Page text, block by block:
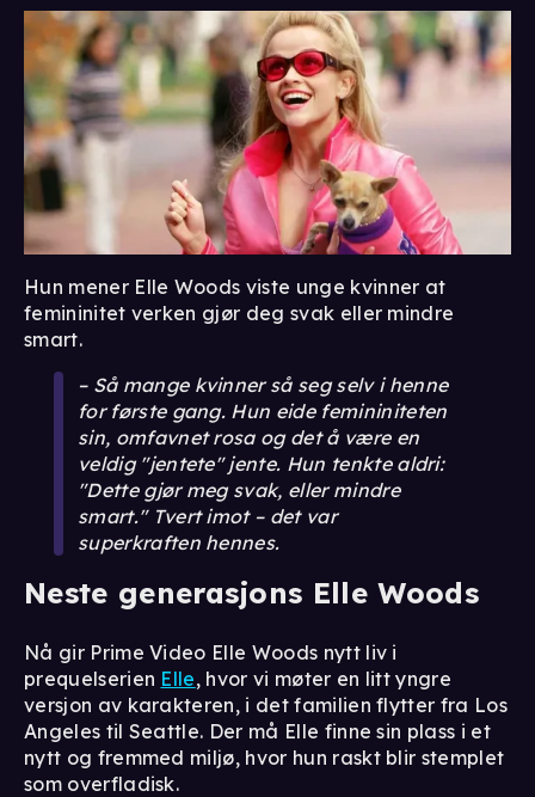
Hun mener Elle Woods viste unge kvinner at
femininitet verken gjør deg svak eller mindre
smart.
– Så mange kvinner så seg selv i henne
for første gang. Hun eide femininiteten
sin, omfavnet rosa og det å være en
veldig "jentete" jente. Hun tenkte aldri:
"Dette gjør meg svak, eller mindre
smart." Tvert imot – det var
superkraften hennes.
Neste generasjons Elle Woods
Nå gir Prime Video Elle Woods nytt liv i
prequelserien Elle, hvor vi møter en litt yngre
versjon av karakteren, i det familien flytter fra Los
Angeles til Seattle. Der må Elle finne sin plass i et
nytt og fremmed miljø, hvor hun raskt blir stemplet
som overfladisk.